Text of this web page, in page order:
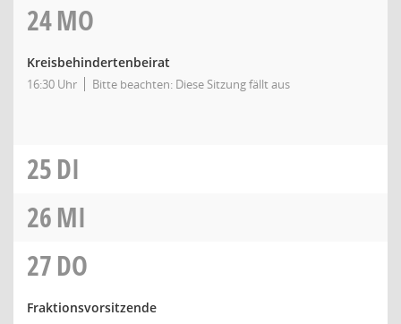
24MO
Kreisbehindertenbeirat
16:30 Uhr Bitte beachten: Diese Sitzung fällt aus
25DI
26MI
27DO
Fraktionsvorsitzende